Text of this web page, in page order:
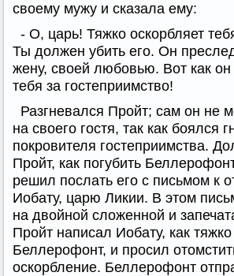
своему мужу и сказала ему:
- О, царь! Тяжко оскорбляет
Ты должен убить его. Он
жену, своей любовью. Вот как он
тебя за гостеприимство!
Разгневался Пройт; сам он не
на своего гостя, так как боялся
покровителя гостеприимства.
Пройт, как погубить
решил послать его с письмом к
Иобату, царю Ликии. В этом
на двойной сложенной и
Пройт написал Иобату, как
Беллерофонт, и просил
оскорбление. Беллерофонт